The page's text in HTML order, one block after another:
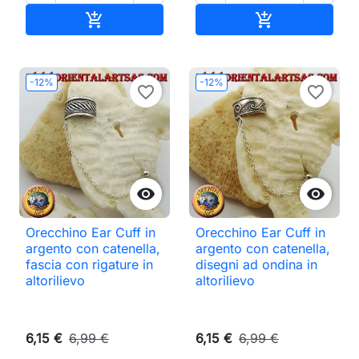
 
-12%

favorite_border
Orecchino Ear Cuff in
argento con catenella,
fascia con rigature in
altorilievo
6,15 € 6,99 €
-12%

favorite_border
Orecchino Ear Cuff in
argento con catenella,
disegni ad ondina in
altorilievo
6,15 € 6,99 €